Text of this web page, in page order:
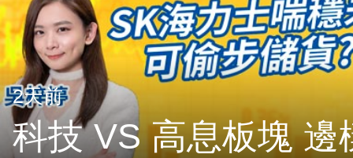
2天前
科技 VS 高息板塊 邊